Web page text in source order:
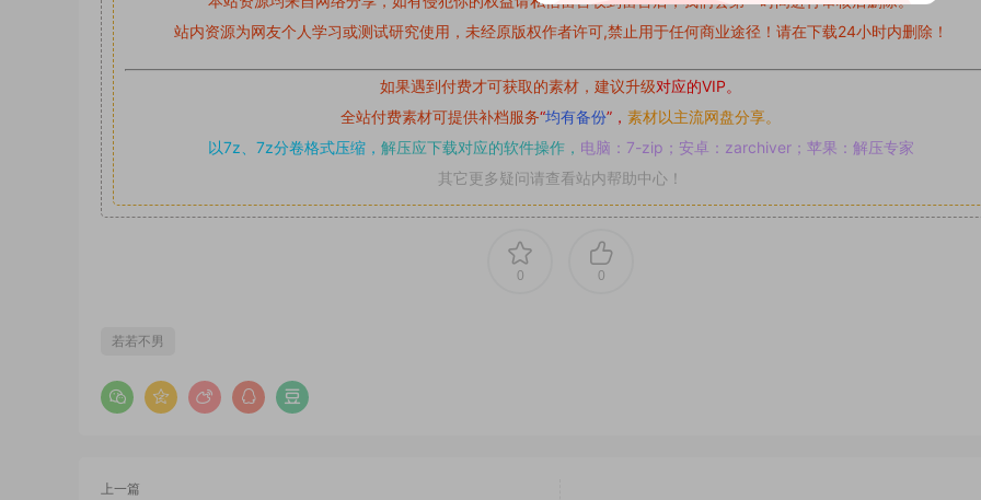
站内资源为网友个人学习或测试研究使用，未经原版权作者许可,禁止用于任何商业途径！请在下载24小时内删除！
如果遇到付费才可获取的素材，建议升级对应的VIP。
全站付费素材可提供补档服务“均有备份”， 素材以主流网盘分享。
以7z、7z分卷格式压缩， 解压应下载对应的软件操作， 电脑：7-zip；安卓：zarchiver；苹果：解压专家
其它更多疑问请查看站内帮助中心！
0 0
若若不男
上一篇